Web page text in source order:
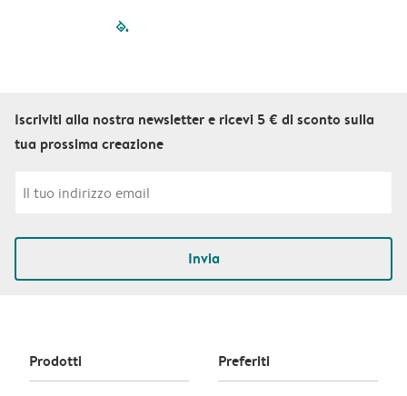
filled-pagination
Iscriviti alla nostra newsletter e ricevi 5 € di sconto sulla
tua prossima creazione
Invia
Prodotti Preferiti